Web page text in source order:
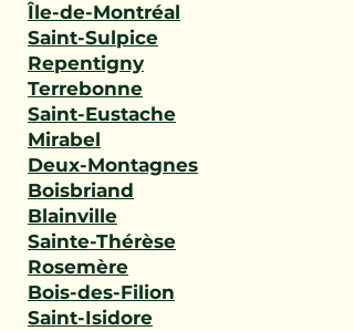
Île-de-Montréal
Saint-Sulpice
Repentigny
Terrebonne
Saint-Eustache
Mirabel
Deux-Montagnes
Boisbriand
Blainville
Sainte-Thérèse
Rosemère
Bois-des-Filion
Saint-Isidore